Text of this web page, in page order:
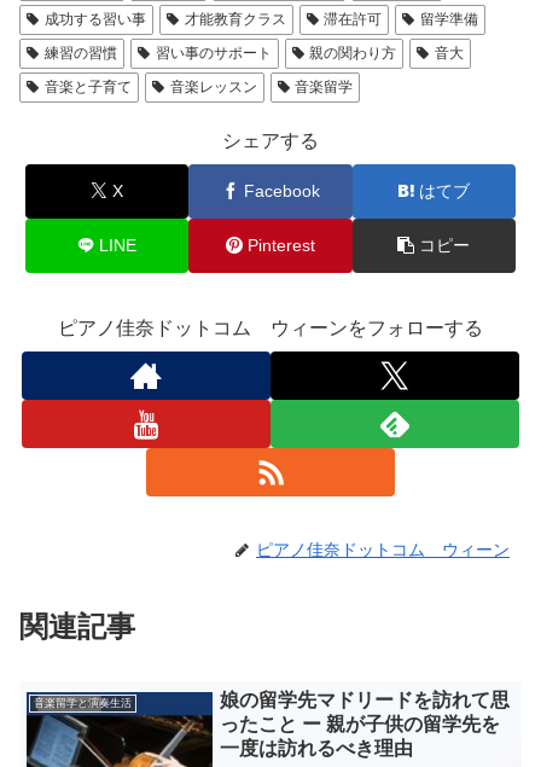
成功する習い事
才能教育クラス 滞在許可
留学準備
練習の習慣
習い事のサポート 親の関わり方
音大
音楽と子育て
音楽レッスン 音楽留学
シェアする
X Facebook はてブ
LINE Pinterest コピー
ピアノ佳奈ドットコム ウィーンをフォローする
ピアノ佳奈ドットコム ウィーン
関連記事
音楽留学と演奏生活
娘の留学先マドリードを訪れて思
ったこと ー 親が子供の留学先を
一度は訪れるべき理由